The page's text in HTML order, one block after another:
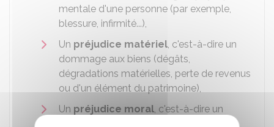
mentale d'une personne (par exemple,
blessure, infirmité...),
Un préjudice matériel, c'est-à-dire un
dommage aux biens (dégâts,
dégradations matérielles, perte de revenus
ou d'un élément du patrimoine),
Un préjudice moral, c'est-à-dire un